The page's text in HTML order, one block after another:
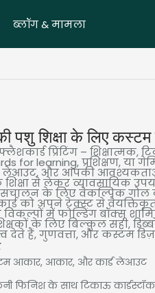
ब्लॉग & मामला
पशु शिक्षा के लिए
प्रिंटिंग – शिक्षात्मक,
for learning, प्रशिक्षण, या
लेआउट, और आपकी
शिक्षा से लेकर व्यावसायिक
संचालन के लिए वैकल्पिक गोल
को अपने टेक्स्ट से
में फोल्डिंग बॉक्स
के लिए बिल्कुल सही,
देते हैं, गुणवत्ता, और कस्टम
आकार, आकार, और कार्ड लेआउट
फिनिश के साथ टिकाऊ कार्डस्टॉक